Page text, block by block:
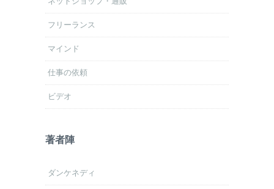
フリーランス
マインド
仕事の依頼
ビデオ
著者陣
ダンケネディ